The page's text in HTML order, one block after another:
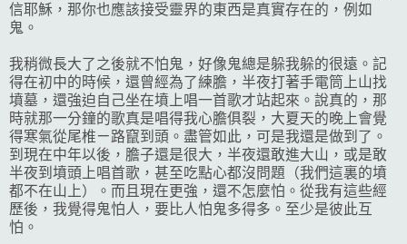
信耶穌，那你也應該接受靈界的東西是真實存在的，例如
鬼。
我稍微長大了之後就不怕鬼，好像鬼總是躲我躲的很遠。記
得在初中的時候，還曾經為了練膽，半夜打著手電筒上山找
墳墓，還強迫自己坐在墳上唱一首歌才站起來。說真的，那
時就那一分鐘的歌真是唱得我心膽俱裂，大夏天的晚上會覺
得寒氣從尾椎ㄧ路竄到頭。盡管如此，可是我還是做到了。
到現在中年以後，膽子還是很大，半夜還敢進大山，或是敢
半夜到墳頭上唱首歌，甚至吃點心都沒問題（我們這裏的墳
都不在山上）。而且現在更強，還不怎麼怕。從我有這些經
歷後，我覺得鬼怕人，要比人怕鬼多得多。至少是彼此互
怕。